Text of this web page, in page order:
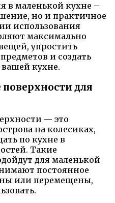
в маленькой кухне –
но и практичное
использования
максимально
упростить
и создать
кухне.
для
— это
на колесиках,
по кухне в
Такие
для маленькой
постоянное
или перемещены,